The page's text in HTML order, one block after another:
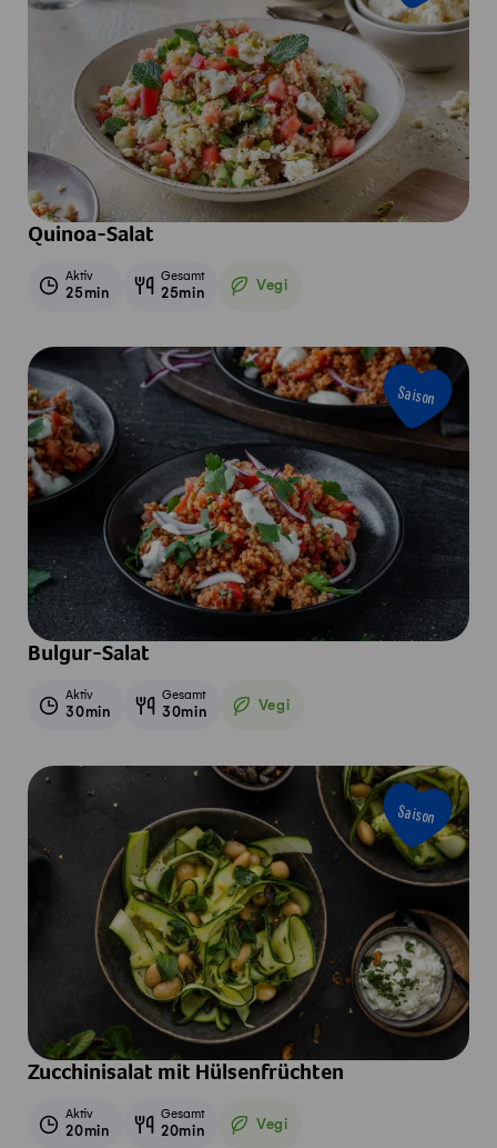
Quinoa-Salat
Aktiv
25min
Gesamt
25min Vegi
Vegetarisch
Saison
Bulgur-Salat
Aktiv
30min
Gesamt
30min Vegi
Vegetarisch
Saison
Zucchinisalat mit Hülsenfrüchten
Aktiv
20min
Gesamt
20min Vegi
Vegetarisch